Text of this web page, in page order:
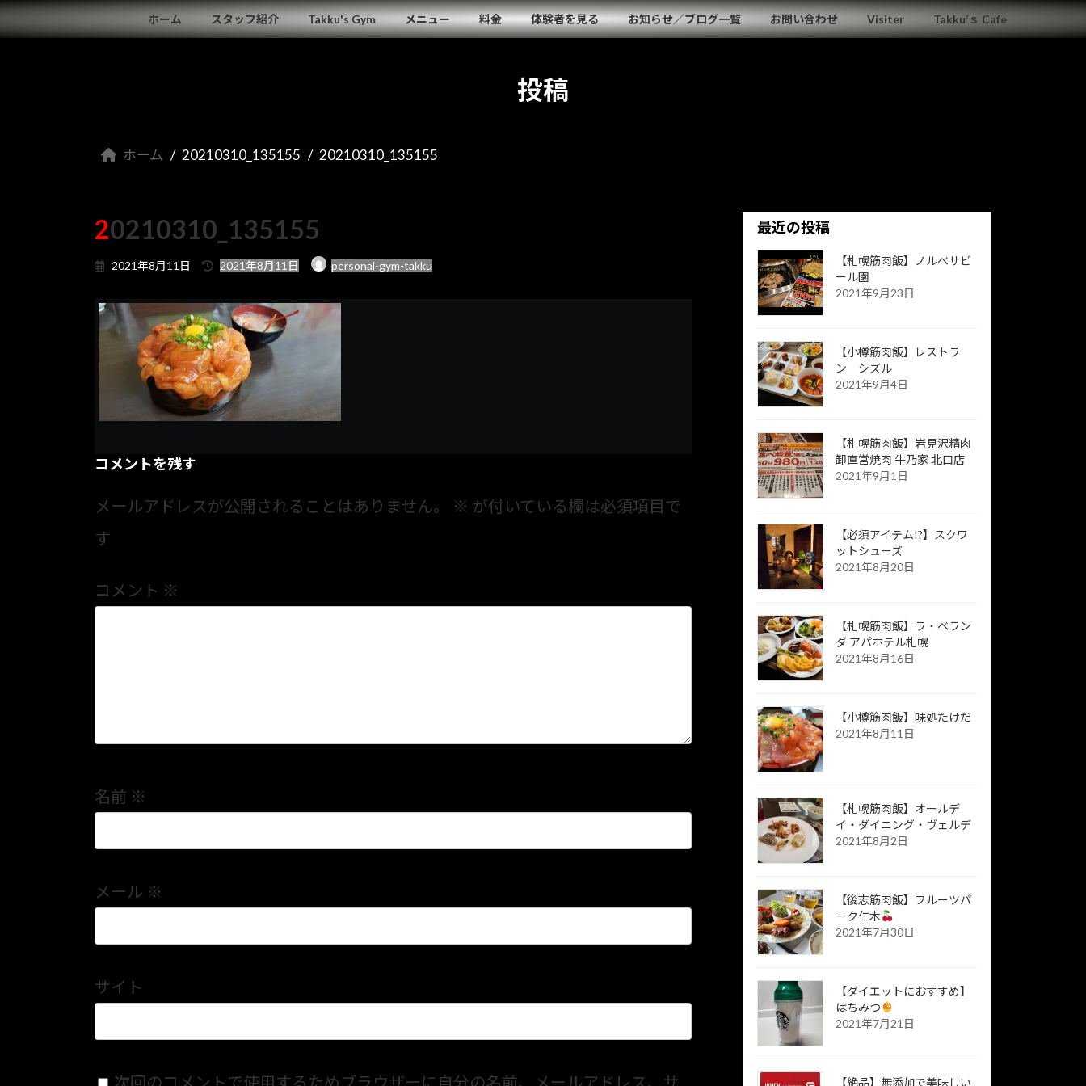
コ
ン
ナ
ビ
ホーム スタッフ紹介 Takku's Gym メニュー 料金 体験者を見る お知らせ／ブログ一覧 お問い合わせ Visiter Takku’ｓ Cafe
投稿
ホーム 20210310_135155 20210310_135155
20210310_135155
2021年8月11日
最
新
日
時
:
2021年8月11日 personal-gym-takku
コメントを残す
メールアドレスが公開されることはありません。 ※ が付いている欄は必須項目で
す
コメント ※
名前 ※
メール ※
サイト
次回のコメントで使用するためブラウザーに自分の名前、メールアドレス、サ
最近の投稿
【札幌筋肉飯】ノルベサビ
ール園
2021年9月23日
【小樽筋肉飯】レストラ
ン シズル
2021年9月4日
【札幌筋肉飯】岩見沢精肉
卸直営焼肉 牛乃家 北口店
2021年9月1日
【必須アイテム!?】スクワ
ットシューズ
2021年8月20日
【札幌筋肉飯】ラ・ベラン
ダ アパホテル札幌
2021年8月16日
【小樽筋肉飯】味処たけだ
2021年8月11日
【札幌筋肉飯】オールデ
イ・ダイニング・ヴェルデ
2021年8月2日
【後志筋肉飯】フルーツパ
ーク仁木
2021年7月30日
【ダイエットにおすすめ】
はちみつ
2021年7月21日
【絶品】無添加で美味しい